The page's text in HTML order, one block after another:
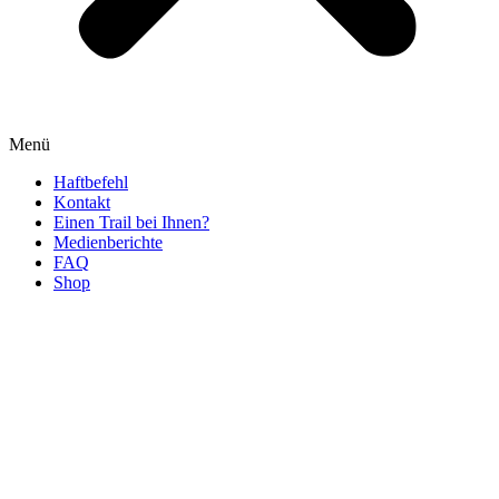
Menü
Haftbefehl
Kontakt
Einen Trail bei Ihnen?
Medienberichte
FAQ
Shop